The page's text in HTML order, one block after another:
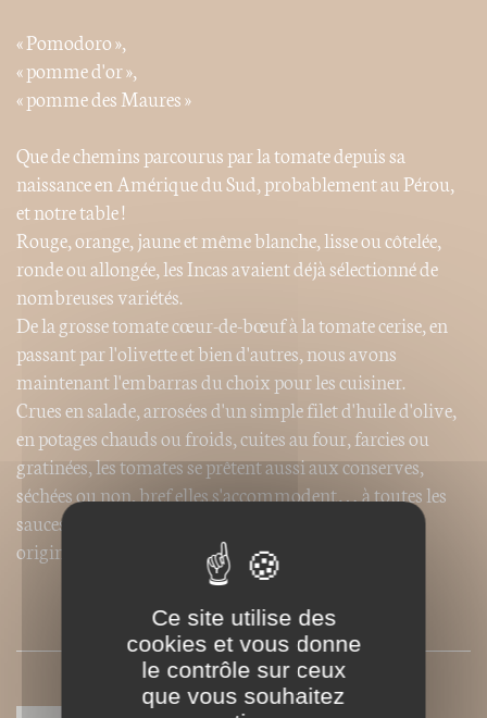
« Pomodoro »,
« pomme d'or »,
« pomme des Maures »
Que de chemins parcourus par la tomate depuis sa
naissance en Amérique du Sud, probablement au Pérou,
et notre table !
Rouge, orange, jaune et même blanche, lisse ou côtelée,
ronde ou allongée, les Incas avaient déjà sélectionné de
nombreuses variétés.
De la grosse tomate cœur-de-bœuf à la tomate cerise, en
passant par l'olivette et bien d'autres, nous avons
maintenant l'embarras du choix pour les cuisiner.
Crues en salade, arrosées d'un simple filet d'huile d'olive,
en potages chauds ou froids, cuites au four, farcies ou
gratinées, les tomates se prêtent aussi aux conserves,
séchées ou non, bref elles s'accommodent… à toutes les
sauces. Nouvelle édition comprenant vingt recettes
originales
SOMMAIRE
Ce site utilise des
cookies et vous donne
le contrôle sur ceux
que vous souhaitez